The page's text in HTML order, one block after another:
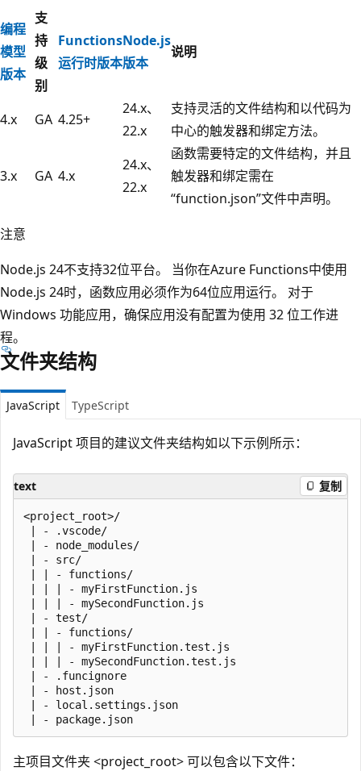
编程
模型
版本
支
持
级
别
Functions
运行时版本
Node.js
版本
说明
4.x GA 4.25+
24.x、
22.x
支持灵活的文件结构和以代码为
中心的触发器和绑定方法。
3.x GA 4.x
24.x、
22.x
函数需要特定的文件结构，并且
触发器和绑定需在
“function.json”文件中声明。
注意
Node.js 24不支持32位平台。 当你在Azure Functions中使用
Node.js 24时，函数应用必须作为64位应用运行。 对于
Windows 功能应用，确保应用没有配置为使用 32 位工作进
程。
文件夹结构
JavaScript TypeScript
JavaScript 项目的建议文件夹结构如以下示例所示：
text 复制
<project_root>/
| - .vscode/
| - node_modules/
| - src/
| | - functions/
| | | - myFirstFunction.js
| | | - mySecondFunction.js
| - test/
| | - functions/
| | | - myFirstFunction.test.js
| | | - mySecondFunction.test.js
| - .funcignore
| - host.json
| - local.settings.json
主项目文件夹 <project_root> 可以包含以下文件：